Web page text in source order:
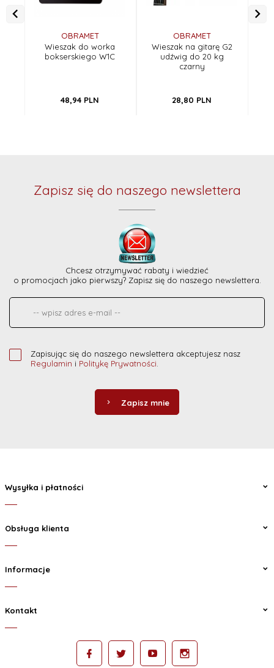
OBRAMET
Wieszak do worka
bokserskiego W1C
48,94 PLN
OBRAMET
Wieszak na gitarę G2
udźwig do 20 kg
czarny
28,80 PLN
Zapisz się do naszego newslettera
Chcesz otrzymywać rabaty i wiedzieć
o promocjach jako pierwszy? Zapisz się do naszego newslettera.
Zapisując się do naszego newslettera akceptujesz nasz
Regulamin i Politykę Prywatności
Zapisz mnie
Wysyłka i płatności
Obsługa klienta
Informacje
Kontakt